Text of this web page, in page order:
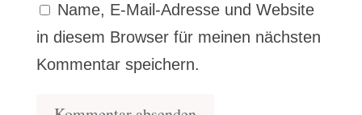
Name, E-Mail-Adresse und Website
in diesem Browser für meinen nächsten
Kommentar speichern.